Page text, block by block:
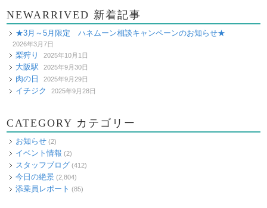
NEWARRIVED 新着記事
★3月～5月限定 ハネムーン相談キャンペーンのお知らせ★
2026年3月7日
梨狩り 2025年10月1日
大阪駅 2025年9月30日
肉の日 2025年9月29日
イチジク 2025年9月28日
CATEGORY カテゴリー
お知らせ (2)
イベント情報 (2)
スタッフブログ (412)
今日の絶景 (2,804)
添乗員レポート (85)